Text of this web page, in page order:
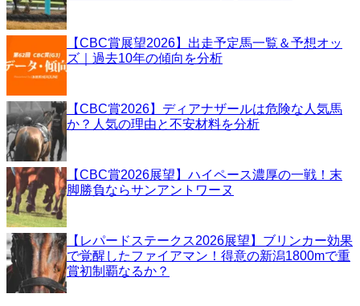
【CBC賞展望2026】出走予定馬一覧＆予想オッ
ズ｜過去10年の傾向を分析
【CBC賞2026】ディアナザールは危険な人気馬
か？人気の理由と不安材料を分析
【CBC賞2026展望】ハイペース濃厚の一戦！末
脚勝負ならサンアントワーヌ
【レパードステークス2026展望】ブリンカー効果
で覚醒したファイアマン！得意の新潟1800mで重
賞初制覇なるか？